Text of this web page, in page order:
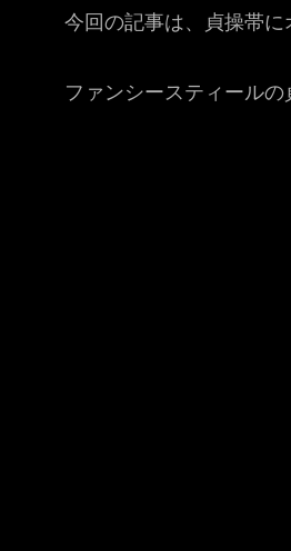
今回の記事は、貞操帯に
ファンシースティールの